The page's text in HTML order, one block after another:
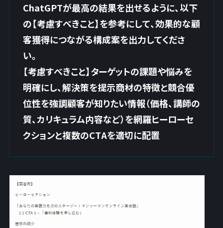
ChatGPTが最高の結果を出せるように、以下
の【考慮すべきこと】を参考にして、効果的な顧
客獲得につながる構成案を出力してくださ
い。
【考慮すべきこと】ターゲットの課題や悩みを
明確にし、解決策を提示商材の特徴と競合優
位性を強調顧客が知りたい情報（価格、講師の
質、カリキュラム内容など）を網羅ヒーローセ
クションと複数のCTAを適切に配置